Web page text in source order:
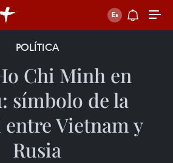
POLÍTICA
Chi Minh en
símbolo de la
Vietnam y
Rusia